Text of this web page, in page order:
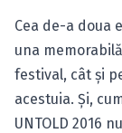
Cea de-a doua
una
festival, cât şi
acestuia. Şi,
UNTOLD 2016